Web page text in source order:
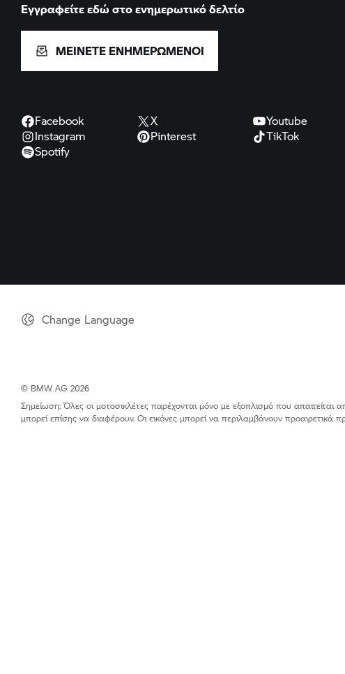
Εγγραφείτε εδώ στο ενημερωτικό δελτίο
ΜΕΙΝΕΤΕ ΕΝΗΜΕΡΩΜΕΝΟΙ
Facebook X
Youtube
Instagram
Pinterest
TikTok
Spotify
Change Language
© BMW AG 2026
Σημείωση: Όλες οι μοτοσικλέτες παρέχονται μόνο με εξοπλισμό που απαιτείται
μπορεί επίσης να διαφέρουν. Οι εικόνες μπορεί να περιλαμβάνουν προαιρετικά